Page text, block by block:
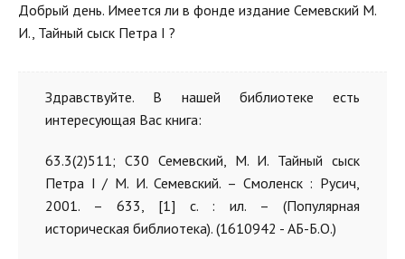
Добрый день. Имеется ли в фонде издание Семевский М.
И., Тайный сыск Петра I ?
Здравствуйте. В нашей библиотеке есть
интересующая Вас книга:
63.3(2)511; С30 Семевский, М. И. Тайный сыск
Петра I / М. И. Семевский. – Смоленск : Русич,
2001. – 633, [1] с. : ил. – (Популярная
историческая библиотека). (1610942 - АБ-Б.О.)